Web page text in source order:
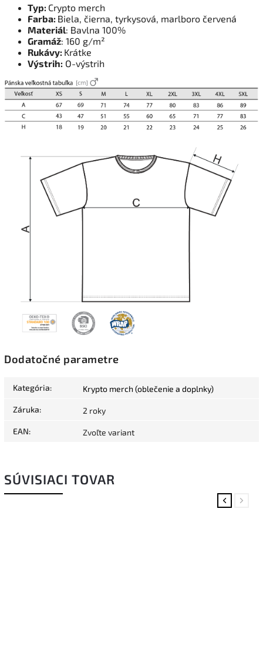
Typ: Crypto merch
Farba: Biela, čierna, tyrkysová, marlboro červená
Materiál: Bavlna 100%
Gramáž: 160 g/m²
Rukávy: Krátke
Výstrih: O-výstrih
Dodatočné parametre
Kategória: Krypto merch (oblečenie a doplnky)
Záruka: 2 roky
EAN: Zvoľte variant
SÚVISIACI TOVAR
Previous
Next